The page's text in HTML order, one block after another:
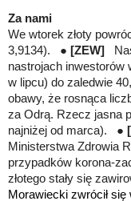
Za nami
We wtorek złoty
3,9134). ● [ZEW]
nastrojach inwestorów
w lipcu) do zaledwie
obawy, że rosnąca
za Odrą. Rzecz jasna
najniżej od marca). ●
Ministerstwa Zdrowia
przypadków korona-
złotego stały się
Morawiecki zwrócił